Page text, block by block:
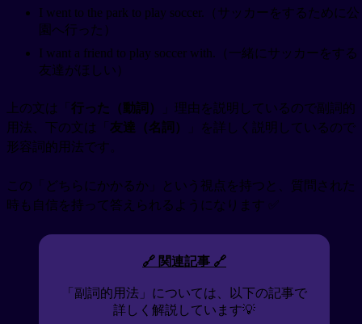
I went to the park to play soccer.（サッカーをするために公
園へ行った）
I want a friend to play soccer with.（一緒にサッカーをする
友達がほしい）
上の文は「 行った（動詞）
」理由を説明しているので副詞的
用法、下の文は「 友達（名詞）
」を詳しく説明しているので
形容詞的用法です。
この「どちらにかかるか」という視点を持つと、質問された
時も自信を持って答えられるようになります ✅
🔗 関連記事 🔗
「副詞的用法」については、以下の記事で
詳しく解説しています💡